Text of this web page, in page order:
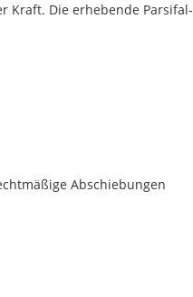
Kraft. Die erhebende Parsifal-
Abschiebungen